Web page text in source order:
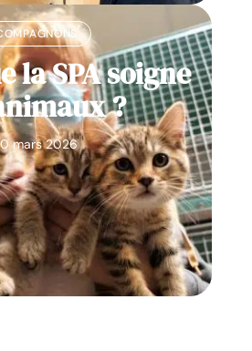
la SPA soigne
?
mars 2026